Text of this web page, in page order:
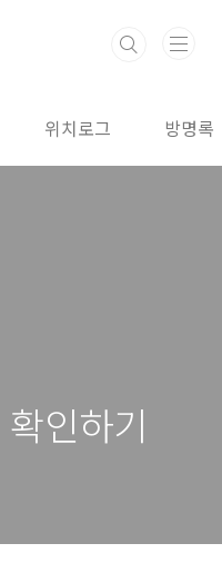
위치로그 방명록
인하기